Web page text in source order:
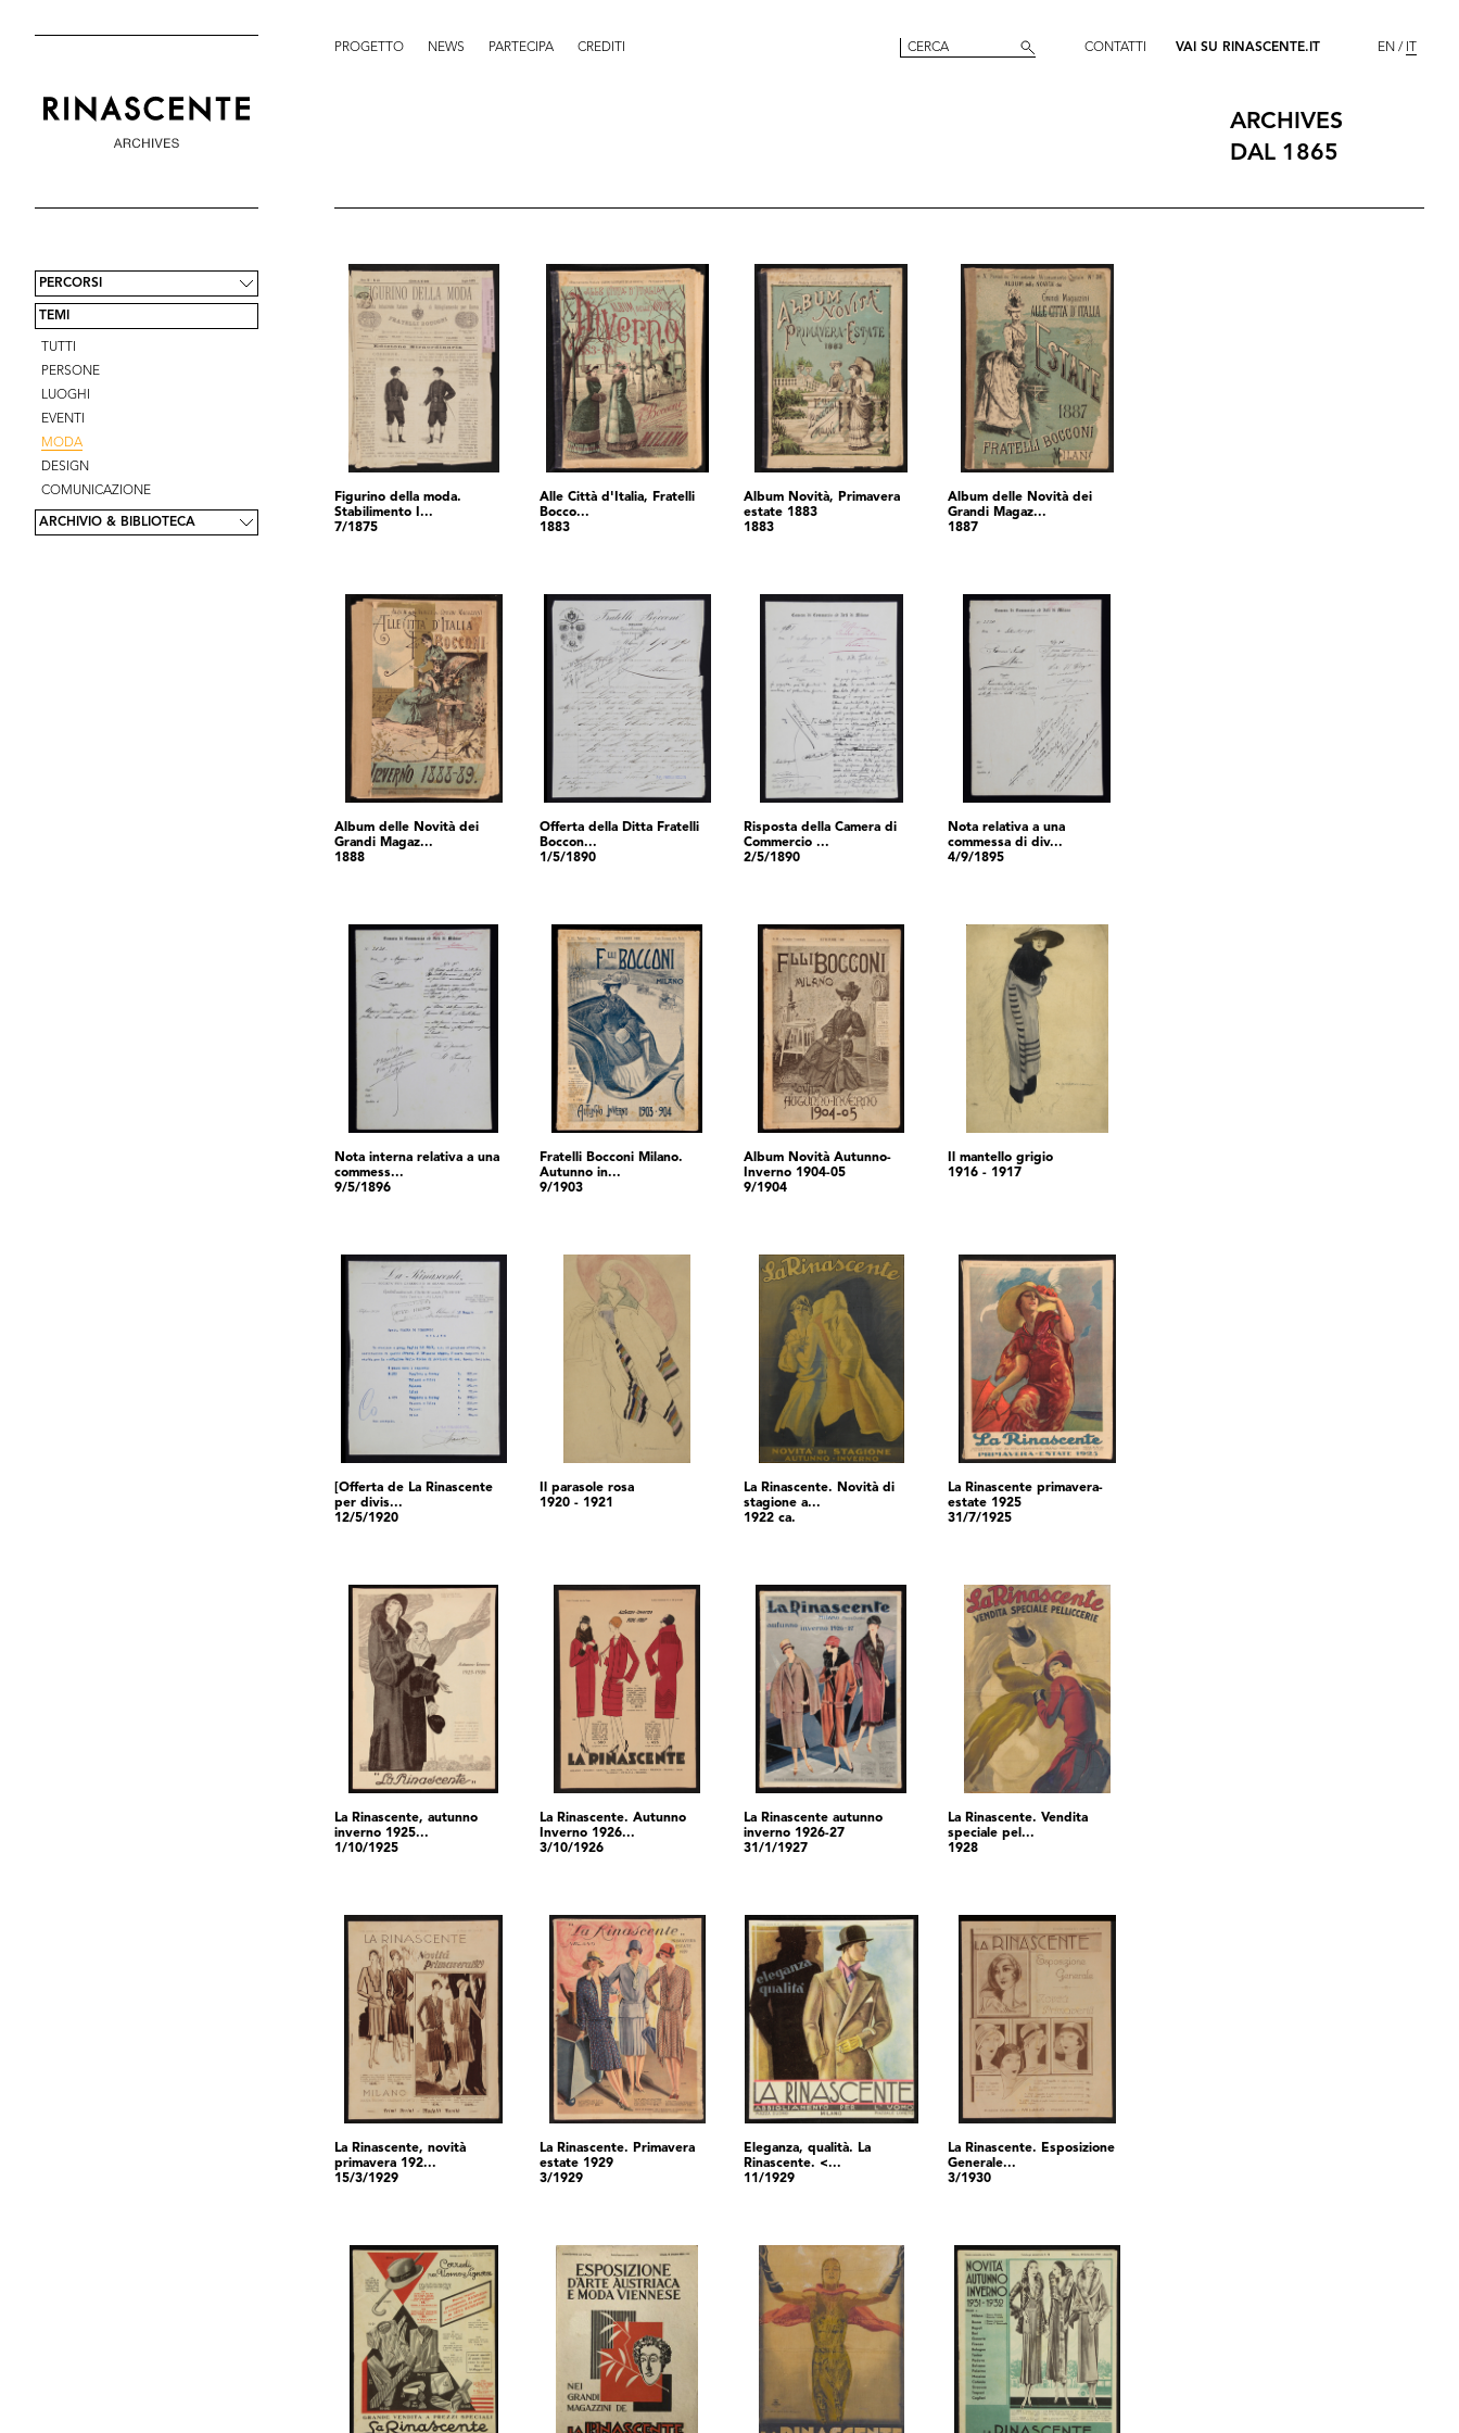
PROGETTO NEWS PARTECIPA CREDITI CONTATTI VAI SU RINASCENTE.IT EN
ARCHIVES
DAL 1865
PERCORSI
TEMI
TUTTI
PERSONE
LUOGHI
EVENTI
MODA
DESIGN
COMUNICAZIONE
ARCHIVIO & BIBLIOTECA
Figurino della moda.
Stabilimento I...
7/1875
Alle Città d'Italia, Fratelli
Bocco...
1883
Album Novità, Primavera
estate 1883
1883
Album delle Novità dei
Grandi Magaz...
1887
Album delle Novità dei
Grandi Magaz...
1888
Offerta della Ditta Fratelli
Boccon...
1/5/1890
Risposta della Camera di
Commercio ...
2/5/1890
Nota relativa a una
commessa di div...
4/9/1895
Nota interna relativa a una
commess...
9/5/1896
Fratelli Bocconi Milano.
Autunno in...
9/1903
Album Novità Autunno-
Inverno 1904-05
9/1904
Il mantello grigio
1916 - 1917
[Offerta de La Rinascente
per divis...
12/5/1920
Il parasole rosa
1920 - 1921
La Rinascente. Novità di
stagione a...
1922 ca.
La Rinascente primavera-
estate 1925
31/7/1925
La Rinascente, autunno
inverno 1925...
1/10/1925
La Rinascente. Autunno
Inverno 1926...
3/10/1926
La Rinascente autunno
inverno 1926-27
31/1/1927
La Rinascente. Vendita
speciale pel...
1928
La Rinascente, novità
primavera 192...
15/3/1929
La Rinascente. Primavera
estate 1929
3/1929
Eleganza, qualità. La
Rinascente. <...
11/1929
La Rinascente. Esposizione
Generale...
3/1930